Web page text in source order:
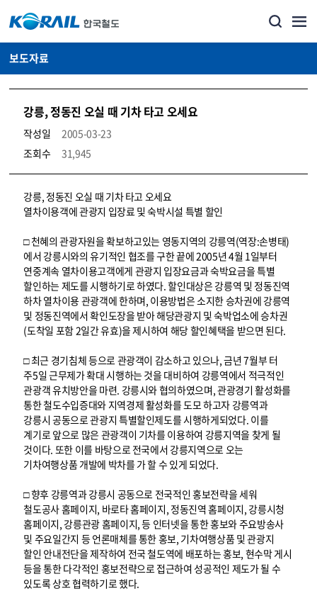
보도자료
강릉, 정동진 오실 때 기차 타고 오세요
작성일
2005-03-23
조회수
31,945
뉴스·홍보_보도자료 상세보기 – 내용, 파일, 담당자 연락처로 구성
강릉, 정동진 오실 때 기차 타고 오세요
열차이용객에 관광지 입장료 및 숙박시설 특별 할인
□ 천혜의 관광자원을 확보하고있는 영동지역의 강릉역(역장:손병태)
에서 강릉시와의 유기적인 협조를 구한 끝에 2005년 4월 1일부터
연중계속 열차이용고객에게 관광지 입장요금과 숙박요금을 특별
할인하는 제도를 시행하기로 하였다. 할인대상은 강릉역 및 정동진역
하차 열차이용 관광객에 한하며, 이용방법은 소지한 승차권에 강릉역
및 정동진역에서 확인도장을 받아 해당관광지 및 숙박업소에 승차권
(도착일 포함 2일간 유효)을 제시하여 해당 할인혜택을 받으면 된다.
□ 최근 경기침체 등으로 관광객이 감소하고 있으나, 금년 7월부 터
주5일 근무제가 확대 시행하는 것을 대비하여 강릉역에서 적극적인
관광객 유치방안을 마련. 강릉시와 협의하였으며, 관광경기 활성화를
통한 철도수입증대와 지역경제 활성화를 도모 하고자 강릉역과
강릉시 공동으로 관광지 특별할인제도를 시행하게되었다. 이를
계기로 앞으로 많은 관광객이 기차를 이용하여 강릉지역을 찾게 될
것이다. 또한 이를 바탕으로 전국에서 강릉지역으로 오는
기차여행상품 개발에 박차를 가 할 수 있게 되었다.
□ 향후 강릉역과 강릉시 공동으로 전국적인 홍보전략을 세워
철도공사 홈페이지, 바로타 홈페이지, 정동진역 홈페이지, 강릉시청
홈페이지, 강릉관광 홈페이지, 등 인터넷을 통한 홍보와 주요방송사
및 주요일간지 등 언론매체를 통한 홍보, 기차여행상품 및 관광지
할인 안내전단을 제작하여 전국 철도역에 배포하는 홍보, 현수막 게시
등을 통한 다각적인 홍보전략으로 접근하여 성공적인 제도가 될 수
있도록 상호 협력하기로 했다.